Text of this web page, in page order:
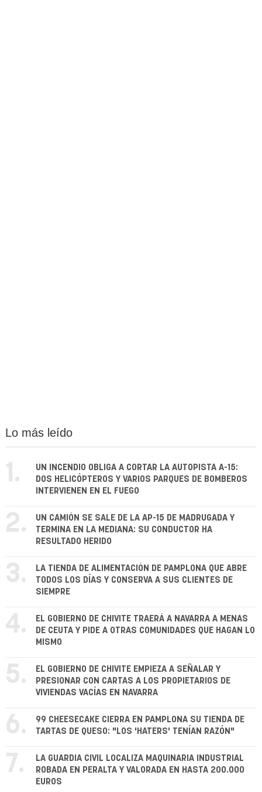
Lo más leído
1.
UN INCENDIO OBLIGA A CORTAR LA AUTOPISTA A-15:
DOS HELICÓPTEROS Y VARIOS PARQUES DE BOMBEROS
INTERVIENEN EN EL FUEGO
2.
UN CAMIÓN SE SALE DE LA AP-15 DE MADRUGADA Y
TERMINA EN LA MEDIANA: SU CONDUCTOR HA
RESULTADO HERIDO
3.
LA TIENDA DE ALIMENTACIÓN DE PAMPLONA QUE ABRE
TODOS LOS DÍAS Y CONSERVA A SUS CLIENTES DE
SIEMPRE
4.
EL GOBIERNO DE CHIVITE TRAERÁ A NAVARRA A MENAS
DE CEUTA Y PIDE A OTRAS COMUNIDADES QUE HAGAN LO
MISMO
5.
EL GOBIERNO DE CHIVITE EMPIEZA A SEÑALAR Y
PRESIONAR CON CARTAS A LOS PROPIETARIOS DE
VIVIENDAS VACÍAS EN NAVARRA
6.
99 CHEESECAKE CIERRA EN PAMPLONA SU TIENDA DE
TARTAS DE QUESO: "LOS 'HATERS' TENÍAN RAZÓN"
7.
LA GUARDIA CIVIL LOCALIZA MAQUINARIA INDUSTRIAL
ROBADA EN PERALTA Y VALORADA EN HASTA 200.000
EUROS